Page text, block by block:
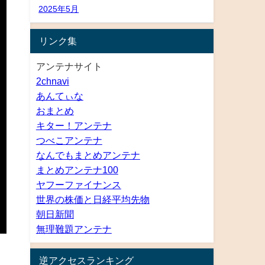
2025年5月
リンク集
アンテナサイト
2chnavi
あんてぃな
おまとめ
キター！アンテナ
つべこアンテナ
なんでもまとめアンテナ
まとめアンテナ100
ヤフーファイナンス
世界の株価と日経平均先物
朝日新聞
無理難題アンテナ
逆アクセスランキング